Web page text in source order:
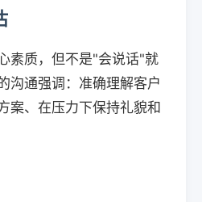
素质，但不是"会说话"就
沟通强调：准确理解客户
案、在压力下保持礼貌和